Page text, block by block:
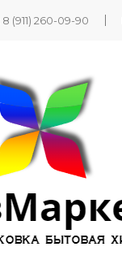
8 (911) 260-09-90